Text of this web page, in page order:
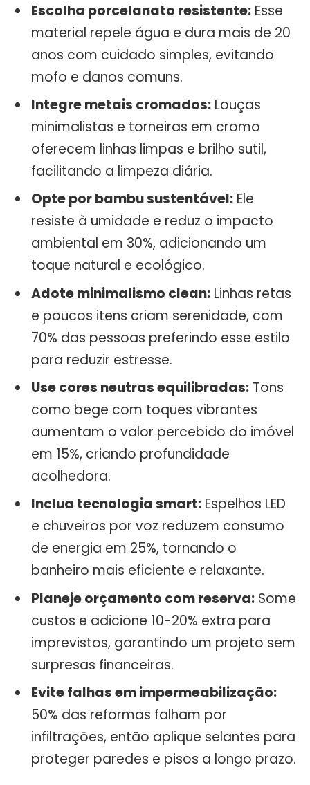
Escolha porcelanato resistente: Esse
material repele água e dura mais de 20
anos com cuidado simples, evitando
mofo e danos comuns.
Integre metais cromados: Louças
minimalistas e torneiras em cromo
oferecem linhas limpas e brilho sutil,
facilitando a limpeza diária.
Opte por bambu sustentável: Ele
resiste à umidade e reduz o impacto
ambiental em 30%, adicionando um
toque natural e ecológico.
Adote minimalismo clean: Linhas retas
e poucos itens criam serenidade, com
70% das pessoas preferindo esse estilo
para reduzir estresse.
Use cores neutras equilibradas: Tons
como bege com toques vibrantes
aumentam o valor percebido do imóvel
em 15%, criando profundidade
acolhedora.
Inclua tecnologia smart: Espelhos LED
e chuveiros por voz reduzem consumo
de energia em 25%, tornando o
banheiro mais eficiente e relaxante.
Planeje orçamento com reserva: Some
custos e adicione 10-20% extra para
imprevistos, garantindo um projeto sem
surpresas financeiras.
Evite falhas em impermeabilização:
50% das reformas falham por
infiltrações, então aplique selantes para
proteger paredes e pisos a longo prazo.